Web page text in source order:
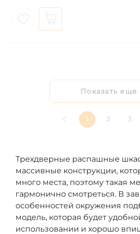
Показать еще
1 2 3
Трехдверные распашные
массивные конструкции,
много места, поэтому такая
гармонично смотреться. В
особенностей окружения
модель, которая будет
использовании и хорошо